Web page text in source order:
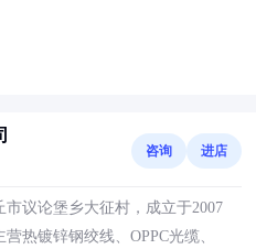
咨询 进店
议论堡乡大征村，成立于2007
热镀锌钢绞线、OPPC光缆、